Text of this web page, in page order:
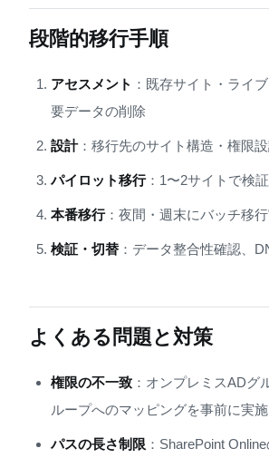
段階的移行手順
アセスメント ：既存サイト・ライ
要データの削除
設計：移行先のサイト構造・権限
パイロット移行：1〜2サイトで検証
本番移行：夜間・週末にバッチ移
検証・切替 ：データ整合性確認、
よくある問題と対策
権限の不一致 ：オンプレミスAD
ループへのマッピングを事前に実施
パスの長さ制限 ：SharePoint